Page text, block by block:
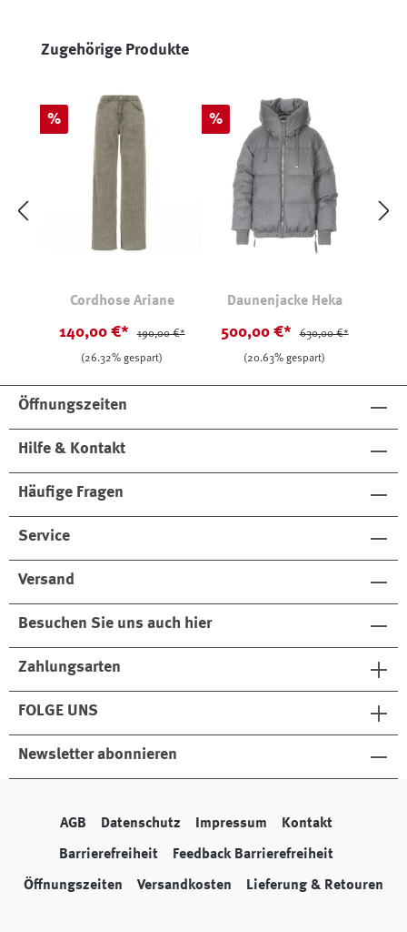
Produktgalerie überspringen
Zugehörige Produkte
Rabatt
%
Cordhose Ariane
140,00 €* 190,00 €*
(26.32% gespart)
Rabatt
%
Daunenjacke Heka
500,00 €* 630,00 €*
(20.63% gespart)
Öffnungszeiten
Hilfe & Kontakt
Häufige Fragen
Service
Versand
Besuchen Sie uns auch hier
Zahlungsarten
FOLGE UNS
Newsletter abonnieren
AGB Datenschutz Impressum Kontakt
Barrierefreiheit Feedback Barrierefreiheit
Öffnungszeiten Versandkosten Lieferung & Retouren